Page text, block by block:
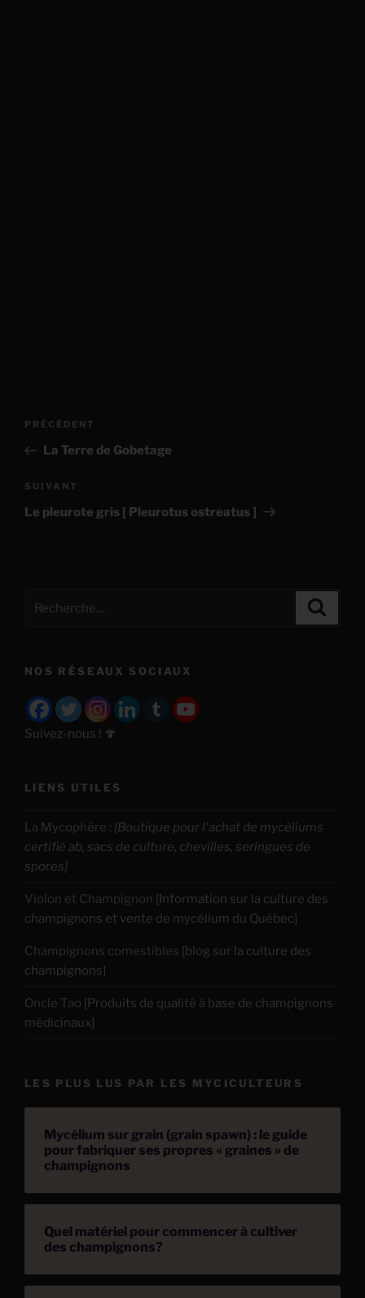
Navigation
l’article
Article
précédent
PRÉCÉDENT
La Terre de Gobetage
Article
suivant
SUIVANT
Le pleurote gris [ Pleurotus ostreatus ]
NOS RÉSEAUX SOCIAUX
Suivez-nous ! 🍄
LIENS UTILES
La Mycophère : [Boutique pour l'achat de mycéliums
certifié ab, sacs de culture, chevilles, seringues de
spores]
Violon et Champignon [Information sur la culture des
champignons et vente de mycélium du Québec]
Champignons comestibles [blog sur la culture des
champignons]
Oncle Tao [Produits de qualité à base de champignons
médicinaux]
LES PLUS LUS PAR LES MYCICULTEURS
Mycélium sur grain (grain spawn) : le guide
pour fabriquer ses propres « graines » de
champignons
Quel matériel pour commencer à cultiver
des champignons?